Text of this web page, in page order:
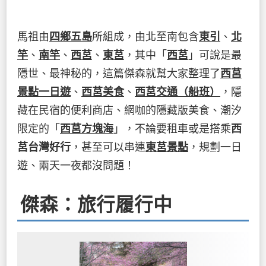
馬祖由 四鄉五島所組成，由北至南包含東引 、 北
竿 、 南竿 、 西莒 、 東莒 ，其中「 西莒 」可說是最
隱世、最神秘的，這篇傑森就幫大家整理了西莒
景點一日遊 、 西莒美食、 西莒交通（船班）
，隱
藏在民宿的便利商店、網咖的隱藏版美食、潮汐
限定的「 西莒方塊海 」，不論要租車或是搭乘西
莒台灣好行 ，甚至可以串連東莒景點 ，規劃一日
遊、兩天一夜都沒問題！
傑森：旅行履行中